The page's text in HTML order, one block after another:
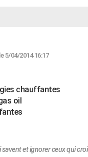
5/04/2014 16:17
chauffantes
oil
et ignorer ceux qui